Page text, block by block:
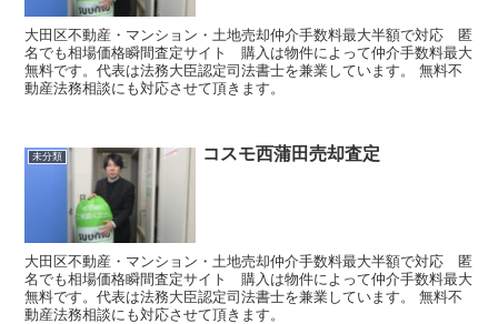
大田区不動産・マンション・土地売却仲介手数料最大半額で対応 匿
名でも相場価格瞬間査定サイト 購入は物件によって仲介手数料最大
無料です。代表は法務大臣認定司法書士を兼業しています。 無料不
動産法務相談にも対応させて頂きます。
未分類 コスモ西蒲田売却査定
大田区不動産・マンション・土地売却仲介手数料最大半額で対応 匿
名でも相場価格瞬間査定サイト 購入は物件によって仲介手数料最大
無料です。代表は法務大臣認定司法書士を兼業しています。 無料不
動産法務相談にも対応させて頂きます。